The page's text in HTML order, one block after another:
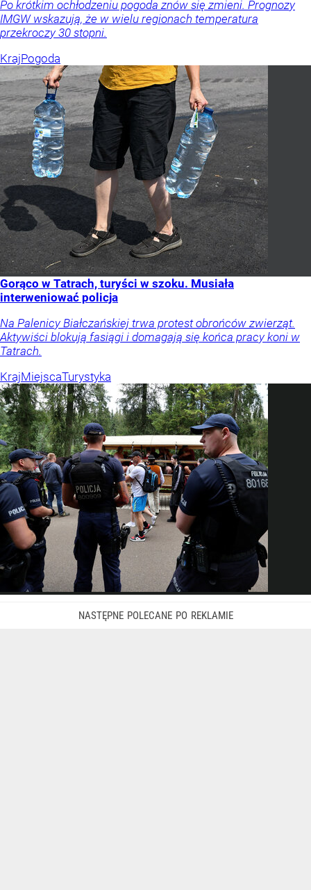
Po krótkim ochłodzeniu pogoda znów się zmieni. Prognozy
IMGW wskazują, że w wielu regionach temperatura
przekroczy 30 stopni.
KrajPogoda
Gorąco w Tatrach, turyści w szoku. Musiała
interweniować policja
Na Palenicy Białczańskiej trwa protest obrońców zwierząt.
Aktywiści blokują fasiągi i domagają się końca pracy koni w
Tatrach.
KrajMiejscaTurystyka